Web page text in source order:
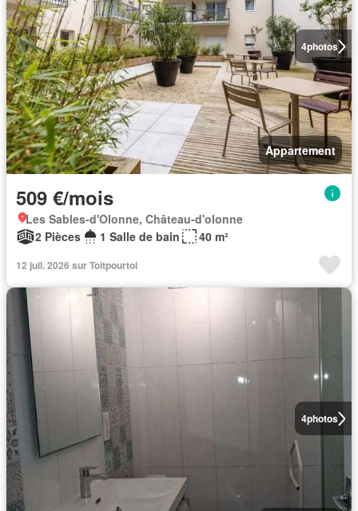
4photos
Appartement
509 €/mois
Les Sables-d'Olonne, Château-d'olonne
2 Pièces
1 Salle de bain 40 m²
12 juil. 2026 sur Toitpourtoi
4photos